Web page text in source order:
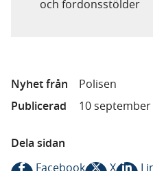
och fordonsstölder
Nyhet från
Polisen
Publicerad
10 september
Dela sidan
Facebook
X